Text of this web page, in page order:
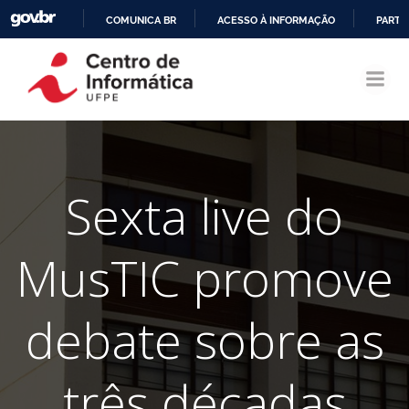
CONTEÚDO
COMUNICA BR ACESSO À INFORMAÇÃO
Sexta live do
MusTIC promove
debate sobre as